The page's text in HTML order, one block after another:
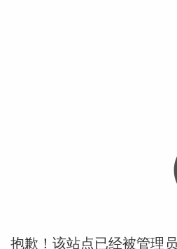
抱歉！该站点已经被管理